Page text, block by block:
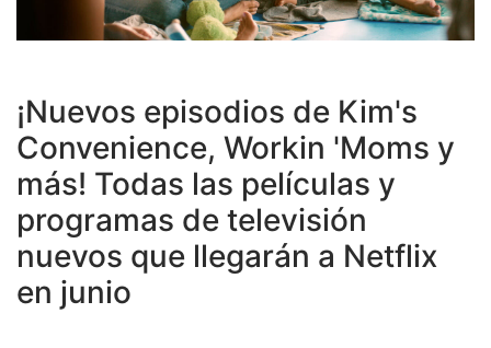
¡Nuevos episodios de Kim's
Convenience, Workin 'Moms y
más! Todas las películas y
programas de televisión
nuevos que llegarán a Netflix
en junio